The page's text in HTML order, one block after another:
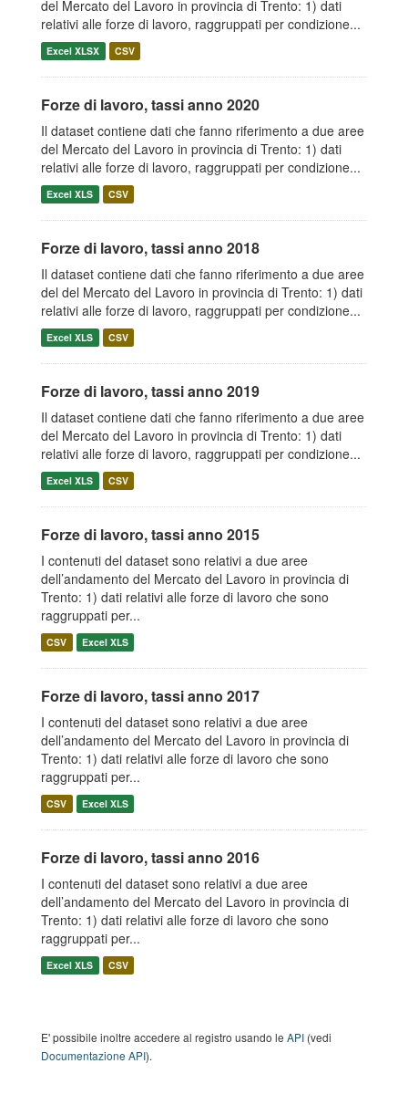
del Mercato del Lavoro in provincia di Trento: 1) dati
relativi alle forze di lavoro, raggruppati per condizione...
Excel XLSX CSV
Forze di lavoro, tassi anno 2020
Il dataset contiene dati che fanno riferimento a due aree
del Mercato del Lavoro in provincia di Trento: 1) dati
relativi alle forze di lavoro, raggruppati per condizione...
Excel XLS CSV
Forze di lavoro, tassi anno 2018
Il dataset contiene dati che fanno riferimento a due aree
del del Mercato del Lavoro in provincia di Trento: 1) dati
relativi alle forze di lavoro, raggruppati per condizione...
Excel XLS CSV
Forze di lavoro, tassi anno 2019
Il dataset contiene dati che fanno riferimento a due aree
del Mercato del Lavoro in provincia di Trento: 1) dati
relativi alle forze di lavoro, raggruppati per condizione...
Excel XLS CSV
Forze di lavoro, tassi anno 2015
I contenuti del dataset sono relativi a due aree
dell’andamento del Mercato del Lavoro in provincia di
Trento: 1) dati relativi alle forze di lavoro che sono
raggruppati per...
CSV Excel XLS
Forze di lavoro, tassi anno 2017
I contenuti del dataset sono relativi a due aree
dell’andamento del Mercato del Lavoro in provincia di
Trento: 1) dati relativi alle forze di lavoro che sono
raggruppati per...
CSV Excel XLS
Forze di lavoro, tassi anno 2016
I contenuti del dataset sono relativi a due aree
dell’andamento del Mercato del Lavoro in provincia di
Trento: 1) dati relativi alle forze di lavoro che sono
raggruppati per...
Excel XLS CSV
E' possibile inoltre accedere al registro usando le API (vedi
Documentazione API).